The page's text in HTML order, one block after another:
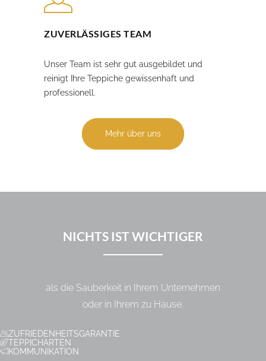
ZUVERLÄSSIGES TEAM
Unser Team ist sehr gut ausgebildet und
reinigt Ihre Teppiche gewissenhaft und
professionell.
Mehr über uns
NICHTS IST WICHTIGER
als die Sauberkeit in Ihrem Unternehmen
oder in Ihrem zu Hause.
ZUFRIEDENHEITSGARANTIE
TEPPICHARTEN
KOMMUNIKATION